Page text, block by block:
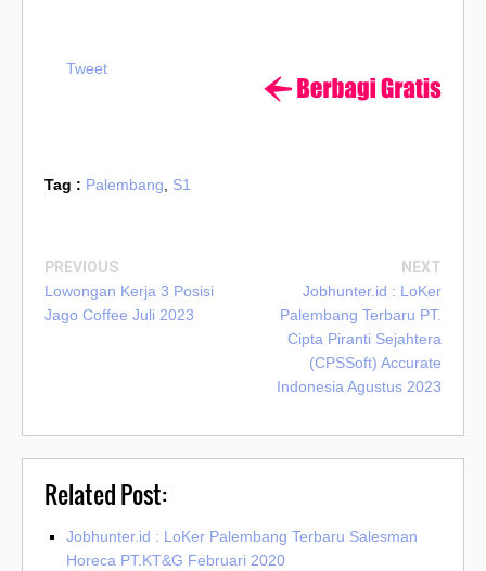
Tweet
Tag : Palembang S1
PREVIOUS
Lowongan Kerja 3 Posisi
Jago Coffee Juli 2023
NEXT
Jobhunter.id : LoKer
Palembang Terbaru PT.
Cipta Piranti Sejahtera
(CPSSoft) Accurate
Indonesia Agustus 2023
Related Post:
Jobhunter.id : LoKer Palembang Terbaru Salesman
Horeca PT.KT&G Februari 2020